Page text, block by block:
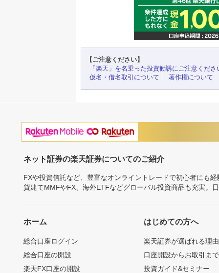
【ご注意ください】
「楽天」を名乗った投資勧誘にご注意くださ
仮名・借名取引について
著作権について
ネット証券の楽天証券についてのご紹介
FXや投資信託など、豊富なオンライントレードで初心者にも
貨建てMMFやFX、海外ETFなどグローバル投資商品も充実。
ホーム
総合口座ログイン
総合口座の開設
楽天FX口座の開設
はじめての方へ
楽天証券が選ばれる理由
口座開設からお取引ま
投資ガイド&セミナー